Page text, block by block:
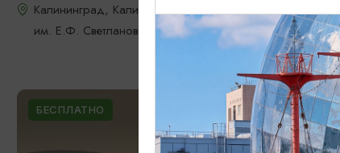
Калининград, Калининградская областная филармония
им. Е.Ф. Светланова
БЕСПЛАТНО